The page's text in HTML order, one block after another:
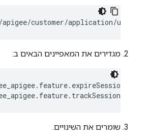
customer/application/
מגדירים את המאפיינים הבאים ב:
שומרים את השינויים.